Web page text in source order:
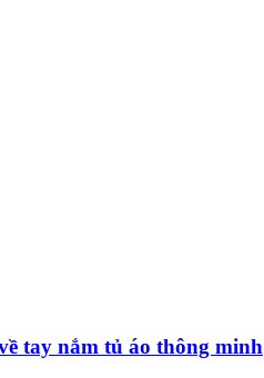
tay nắm tủ áo thông minh